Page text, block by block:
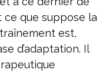
que suppose la
est,
d’adaptation. Il